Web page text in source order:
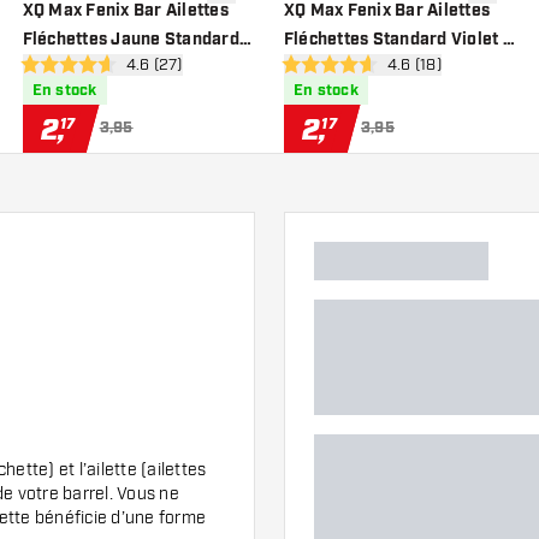
avis
XQ Max Fenix Bar Ailettes
Fléchettes Jaune Standard -
Ailettes Fléchettesouvrir le panneau des avis
4.6 étoiles de notation
4.6 (27)
En stock
2,17 3,95
XQ Max Fenix Bar Ailettes
Fléchettes Standard Violet -
Ailettes Fléchettesouvrir le panneau
4.6 étoiles de notation
4.6 (18)
En stock
2,17 3,95
et l’ailette (ailettes
votre barrel. Vous ne
bénéficie d’une forme